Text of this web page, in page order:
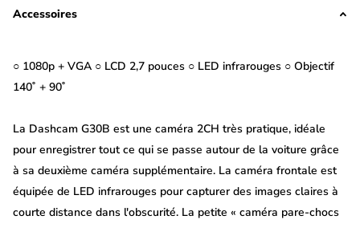
Accessoires
○ 1080p + VGA ○ LCD 2,7 pouces ○ LED infrarouges ○ Objectif
140˚ + 90˚
La Dashcam G30B est une caméra 2CH très pratique, idéale
pour enregistrer tout ce qui se passe autour de la voiture grâce
à sa deuxième caméra supplémentaire. La caméra frontale est
équipée de LED infrarouges pour capturer des images claires à
courte distance dans l'obscurité. La petite « caméra pare-chocs